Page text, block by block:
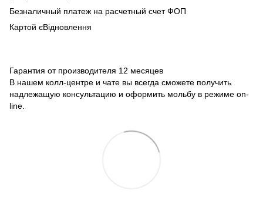
Безналичный платеж на расчетный счет ФОП
Картой єВідновлення
Гарантия от производителя 12 месяцев
В нашем колл-центре и чате вы всегда сможете получить
надлежащую консультацию и оформить мольбу в режиме on-
line.